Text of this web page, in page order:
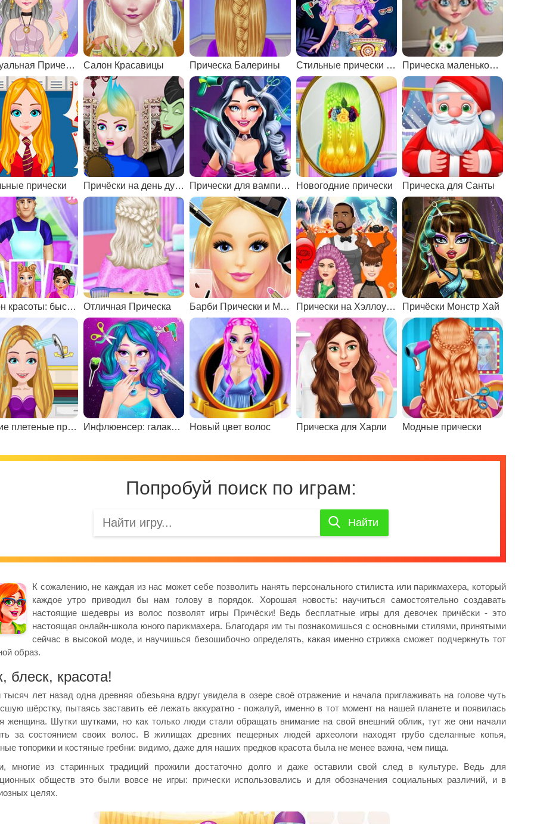
Виртуальная Прическа Салон Красавицы Прическа Балерины Стильные прически для Авроры Прическа маленькой Анны
прически Причёски на день дурака Прически для вампирши Новогодние прически Прическа для Санты
Салон красоты: быстро и качественно Отличная Прическа Барби Прически и Макияж Прически на Хэллоуин для сестер Дженнер Причёски Монстр Хай
Летние плетеные прически Инфлюенсер: галактическая прическа Новый цвет волос Прическа для Харли Модные прически
Попробуй поиск по играм:
Найти
Найти
К сожалению, не каждая из нас может себе позволить нанять персонального стилиста или парикмахера, который
каждое утро приводил бы нам голову в порядок. Хорошая новость: научиться самостоятельно создавать
настоящие шедевры из волос позволят игры Причёски! Ведь бесплатные игры для девочек причёски - это
настоящая онлайн-школа юного парикмахера. Благодаря им ты познакомишься с основными стилями, принятыми
сейчас в высокой моде, и научишься безошибочно определять, какая именно стрижка сможет подчеркнуть тот
образ.
блеск, красота!
тысяч лет назад одна древняя обезьяна вдруг увидела в озере своё отражение и начала приглаживать на голове чуть
шёрстку, пытаясь заставить её лежать аккуратно - пожалуй, именно в тот момент на нашей планете и появилась
женщина. Шутки шутками, но как только люди стали обращать внимание на свой внешний облик, тут же они начали
за состоянием своих волос. В жилищах древних пещерных людей археологи находят грубо сделанные копья,
топорики и костяные гребни: видимо, даже для наших предков красота была не менее важна, чем пища.
многие из старинных традиций прожили достаточно долго и даже оставили свой след в культуре. Ведь для
обществ это были вовсе не игры: прически использовались и для обозначения социальных различий, и в
целях.